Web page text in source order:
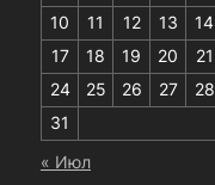
10
11 12 13 14
17
18 19 20 21
24
25 26 27 28
31
« Июл